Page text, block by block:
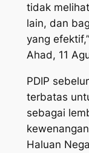
tidak
lain, dan
yang
Ahad, 11
PDIP
terbatas
sebagai
Haluan